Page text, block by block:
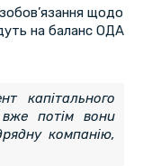
щодо
на баланс ОДА
капітального
вже потім вони
компанію,